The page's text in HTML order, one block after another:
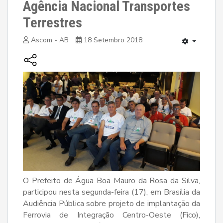
Agência Nacional Transportes
Terrestres
Ascom - AB 18 Setembro 2018
O Prefeito de Água Boa Mauro da Rosa da Silva,
participou nesta segunda-feira (17), em Brasília da
Audiência Pública sobre projeto de implantação da
Ferrovia de Integração Centro-Oeste (Fico),